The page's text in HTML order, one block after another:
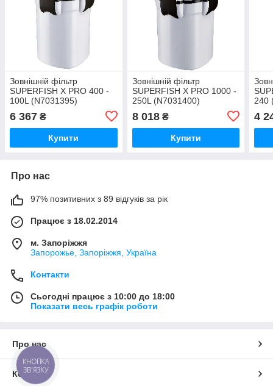
Зовнішній фільтр
SUPERFISH X PRO 400 -
100L (N7031395)
6 367 ₴
Купити
Зовнішній фільтр
SUPERFISH X PRO 1000 -
250L (N7031400)
8 018₴
Купити
240
4
Про нас
97% позитивних з 89 відгуків за рік
Працює з 18.02.2014
м. Запоріжжя
Запорожье, Запоріжжя, Україна
Контакти
Сьогодні працює з 10:00 до 18:00
Показати весь графік роботи
Про нас
Контакти
КНОПКА
ЗВ'ЯЗКУ